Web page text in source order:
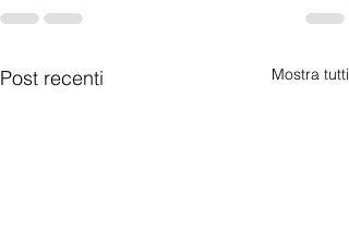
Post recenti Mostra tutti